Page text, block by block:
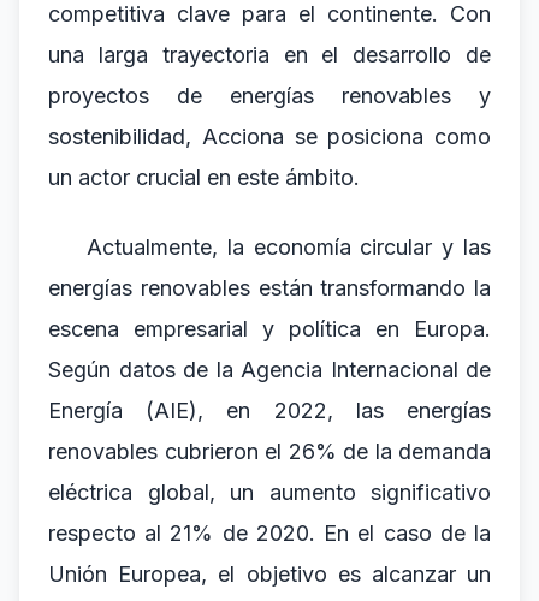
competitiva clave para el continente. Con
una larga trayectoria en el desarrollo de
proyectos de energías renovables y
sostenibilidad, Acciona se posiciona como
un actor crucial en este ámbito.
Actualmente, la economía circular y las
energías renovables están transformando la
escena empresarial y política en Europa.
Según datos de la Agencia Internacional de
Energía (AIE), en 2022, las energías
renovables cubrieron el 26% de la demanda
eléctrica global, un aumento significativo
respecto al 21% de 2020. En el caso de la
Unión Europea, el objetivo es alcanzar un